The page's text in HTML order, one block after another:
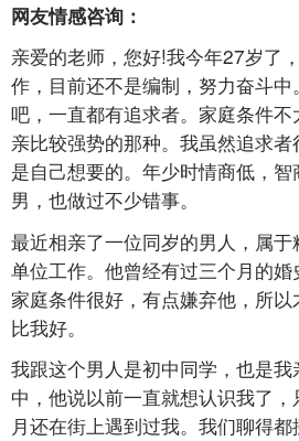
网友情感咨询：
亲爱的老师，您好!我今年27岁了
作，目前还不是编制，努力奋斗
吧，一直都有追求者。家庭条件
亲比较强势的那种。我虽然追求
是自己想要的。年少时情商低，
男，也做过不少错事。
最近相亲了一位同岁的男人，属
单位工作。他曾经有过三个月的
家庭条件很好，有点嫌弃他，所
比我好。
我跟这个男人是初中同学，也是
中，他说以前一直就想认识我了
月还在街上遇到过我。我们聊得都